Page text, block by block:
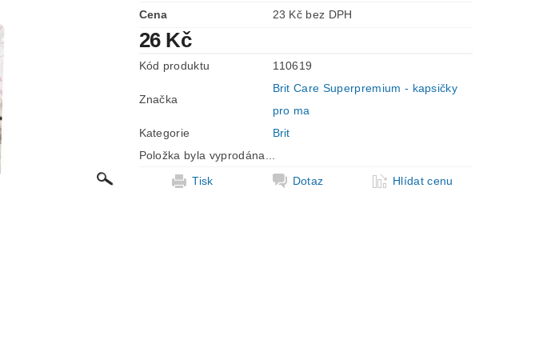
Cena
23 Kč bez DPH
26 Kč
Kód produktu 110619
Značka
Brit Care Superpremium - kapsičky
pro ma
Kategorie
Brit
Položka byla vyprodána...
Tisk
Dotaz Hlídat cenu